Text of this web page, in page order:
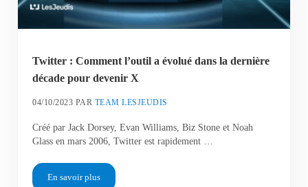
Twitter : Comment l’outil a évolué dans la dernière
décade pour devenir X
04/10/2023 PAR TEAM LESJEUDIS
Créé par Jack Dorsey, Evan Williams, Biz Stone et Noah
Glass en mars 2006, Twitter est rapidement …
En savoir plusTwitter : Comment l’outil a évolué dans la dernière décade